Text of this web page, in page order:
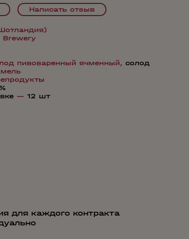
Написать отзыв
Brewery
пивоваренный ячменный, солод
— 12 шт
для каждого контракта